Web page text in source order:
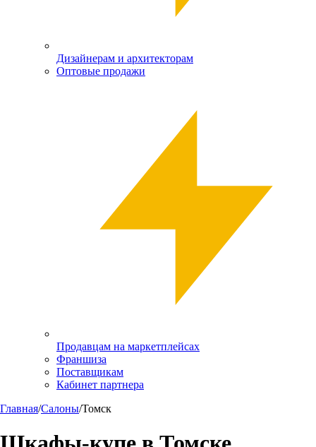
Дизайнерам и архитекторам
Оптовые продажи
Продавцам на маркетплейсах
Франшиза
Поставщикам
Кабинет партнера
Главная/Салоны/Томск